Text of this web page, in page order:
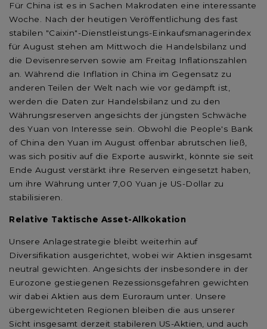
Für China ist es in Sachen Makrodaten eine interessante
Woche. Nach der heutigen Veröffentlichung des fast
stabilen "Caixin"-Dienstleistungs-Einkaufsmanagerindex
für August stehen am Mittwoch die Handelsbilanz und
die Devisenreserven sowie am Freitag Inflationszahlen
an. Während die Inflation in China im Gegensatz zu
anderen Teilen der Welt nach wie vor gedämpft ist,
werden die Daten zur Handelsbilanz und zu den
Währungsreserven angesichts der jüngsten Schwäche
des Yuan von Interesse sein. Obwohl die People's Bank
of China den Yuan im August offenbar abrutschen ließ,
was sich positiv auf die Exporte auswirkt, könnte sie seit
Ende August verstärkt ihre Reserven eingesetzt haben,
um ihre Währung unter 7,00 Yuan je US-Dollar zu
stabilisieren.
Relative Taktische Asset-Allkokation
Unsere Anlagestrategie bleibt weiterhin auf
Diversifikation ausgerichtet, wobei wir Aktien insgesamt
neutral gewichten. Angesichts der insbesondere in der
Eurozone gestiegenen Rezessionsgefahren gewichten
wir dabei Aktien aus dem Euroraum unter. Unsere
übergewichteten Regionen bleiben die aus unserer
Sicht insgesamt derzeit stabileren US-Aktien, und auch